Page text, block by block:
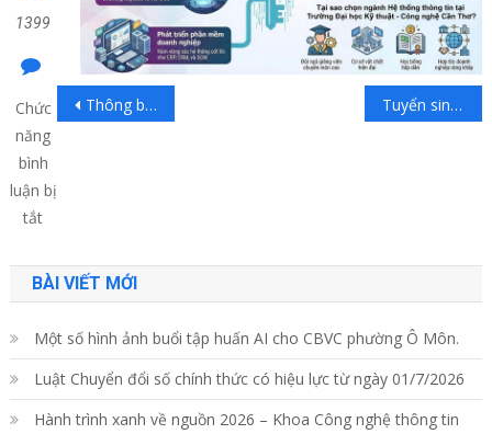
1399
Chức
năng
bình
luận bị
tắt
Tuyển
2026
–
Ngành
Hệ
Thông báo về việc khảo sát tình hình việc làm sinh viên tốt nghiệp năm 2024 Tuyển sinh 2026 – Ngành Công Nghệ Thông Tin
BÀI VIẾT MỚI
Một số hình ảnh buổi tập huấn AI cho CBVC phường Ô Môn.
Luật Chuyển đổi số chính thức có hiệu lực từ ngày 01/7/2026
Hành trình xanh về nguồn 2026 – Khoa Công nghệ thông tin